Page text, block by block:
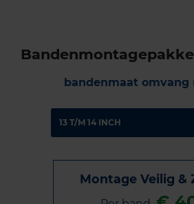
bandenmaat omvang
Montage Veilig &